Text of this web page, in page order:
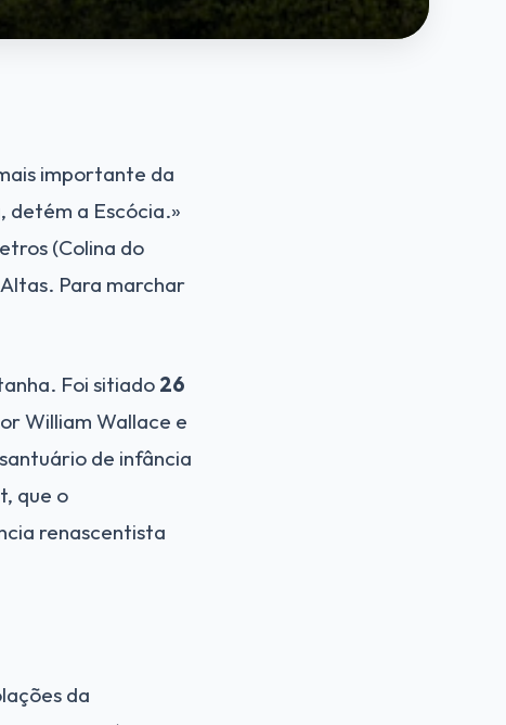
importante da
detém a Escócia.»
(Colina do
Para marchar
Foi sitiado 26
William Wallace e
de infância
que o
renascentista
da